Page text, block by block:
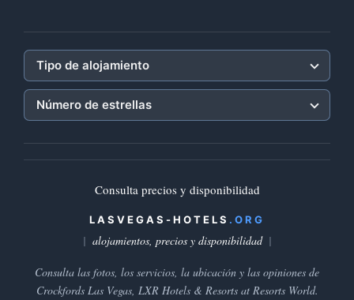
Tipo de alojamiento
Número de estrellas
Consulta precios y disponibilidad
LASVEGAS-HOTELS .ORG
alojamientos, precios y disponibilidad
Consulta las fotos, los servicios, la ubicación y las opiniones de
Crockfords Las Vegas, LXR Hotels & Resorts at Resorts World.